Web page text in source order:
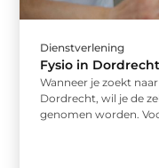
Dienstverlening
Fysio in
Wanneer je zoekt
Dordrecht, wil je de
genomen worden.